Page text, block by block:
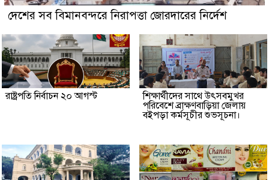
দেশের সব বিমানবন্দরে নিরাপত্তা জোরদারের নির্দেশ
রাষ্ট্রপতি নির্বাচন ২০ আগস্ট
শিক্ষার্থীদের সাথে উৎসবমুখর
পরিবেশে ব্রাক্ষণবাড়িয়া জেলায়
বইপড়া কর্মসূচীর শুভসূচনা।